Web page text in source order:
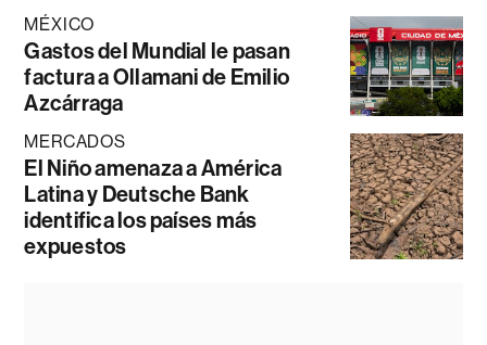
MÉXICO
Gastos del Mundial le pasan
factura a Ollamani de Emilio
Azcárraga
MERCADOS
El Niño amenaza a América
Latina y Deutsche Bank
identifica los países más
expuestos